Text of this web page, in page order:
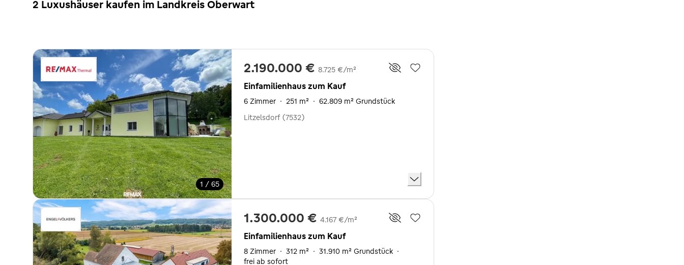
2 Luxushäuser kaufen im Landkreis Oberwart
1 / 65
2.190.000 € 8.725 €/m²
Einfamilienhaus zum Kauf
6 Zimmer · 251 m² · 62.809 m² Grundstück
Litzelsdorf (7532)
1.300.000 € 4.167 €/m²
Einfamilienhaus zum Kauf
8 Zimmer · 312 m² · 31.910 m² Grundstück ·
frei ab sofort